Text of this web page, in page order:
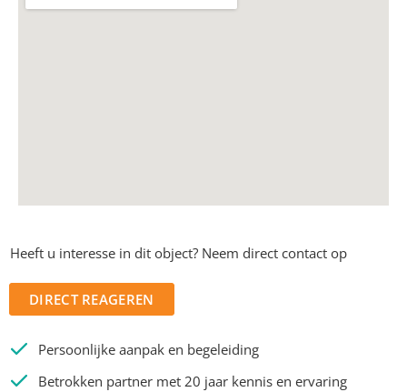
Heeft u interesse in dit object? Neem direct contact op
DIRECT REAGEREN
Persoonlijke aanpak en begeleiding
Betrokken partner met 20 jaar kennis en ervaring